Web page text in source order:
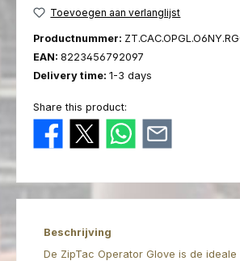
Toevoegen aan verlanglijst
Productnummer:
EAN: 8223456792097
Delivery time: 1-3 days
Share this product:
Beschrijving
De ZipTac Operator Glove is de ideale